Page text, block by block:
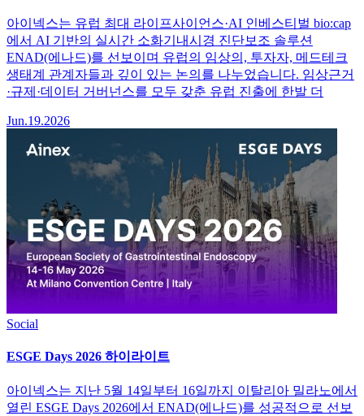
아이넥스는 유럽 최대 라이프사이언스·AI 인베스티벌 bio:cap
에서 AI 기반의 실시간 소화기내시경 진단보조 솔루션
ENAD(에나드)를 선보이며 유럽의 임상의, 투자자, 메드테크
생태계 관계자들과 깊이 있는 논의를 나누었습니다. 임상근거
·규제·데이터 거버넌스를 모두 갖춘 유럽 진출에 한발 더
Jun.19.2026
Social
ESGE Days 2026 하이라이트
아이넥스는 지난 5월 14일부터 16일까지 이탈리아 밀라노에서
열린 ESGE Days 2026에서 ENAD(에나드)를 성공적으로 선보